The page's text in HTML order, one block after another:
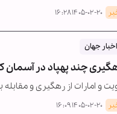
۱۴۰۵-۰۲-۲۰ ۱۶:۲۸
اخبار جهان
چند پهپاد در آسمان
و امارات از رهگیری و
۱۴۰۵-۰۲-۲۰ ۱۶:۰۹